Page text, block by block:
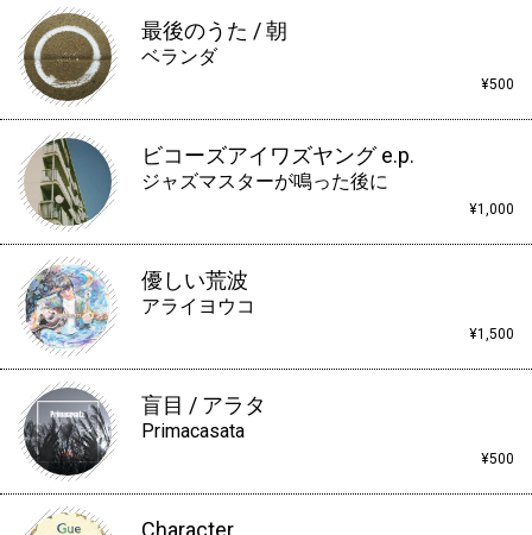
最後のうた / 朝
ベランダ
¥500
ビコーズアイワズヤング e.p.
ジャズマスターが鳴った後に
¥1,000
優しい荒波
アライヨウコ
¥1,500
盲目 / アラタ
Primacasata
¥500
Character